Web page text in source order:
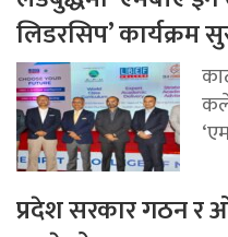
लिडरसिप’ कार्यक्रम
प्रदेश सरकार गठन र